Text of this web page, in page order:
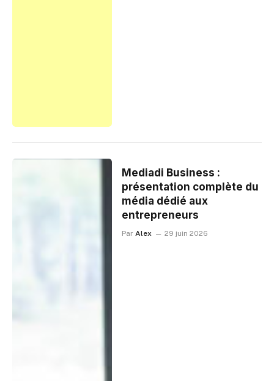
Mediadi Business :
présentation complète du
média dédié aux
entrepreneurs
Par Alex 29 juin 2026